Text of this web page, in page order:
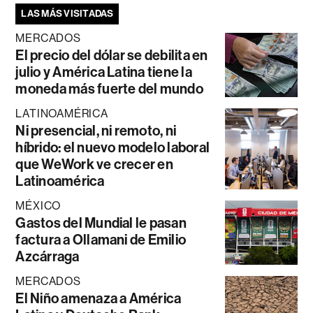
LAS MÁS VISITADAS
MERCADOS
El precio del dólar se debilita en
julio y América Latina tiene la
moneda más fuerte del mundo
LATINOAMÉRICA
Ni presencial, ni remoto, ni
híbrido: el nuevo modelo laboral
que WeWork ve crecer en
Latinoamérica
MÉXICO
Gastos del Mundial le pasan
factura a Ollamani de Emilio
Azcárraga
MERCADOS
El Niño amenaza a América